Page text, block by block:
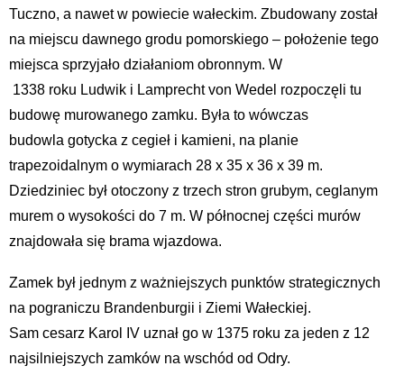
Tuczno, a nawet w powiecie wałeckim. Zbudowany został
na miejscu dawnego grodu pomorskiego – położenie tego
miejsca sprzyjało działaniom obronnym. W
1338 roku Ludwik i Lamprecht von Wedel rozpoczęli tu
budowę murowanego zamku. Była to wówczas
budowla gotycka z cegieł i kamieni, na planie
trapezoidalnym o wymiarach 28 x 35 x 36 x 39 m.
Dziedziniec był otoczony z trzech stron grubym, ceglanym
murem o wysokości do 7 m. W północnej części murów
znajdowała się brama wjazdowa.
Zamek był jednym z ważniejszych punktów strategicznych
na pograniczu Brandenburgii i Ziemi Wałeckiej.
Sam cesarz Karol IV uznał go w 1375 roku za jeden z 12
najsilniejszych zamków na wschód od Odry.